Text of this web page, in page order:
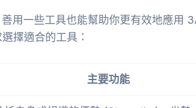
用一些工具也能幫助你更有效地應用
擇適合的工具：
主要功能